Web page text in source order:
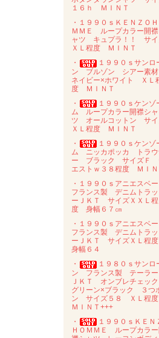
１６ｈ ＭＩＮＴ
・１９９０ｓＫＥＮＺＯＨ
ＭＭＥ ループカラー開襟
ャツ キュプラ！！ サイ
ＸＬ程度 ＭＩＮＴ
・
１９９０ｓサンロ
ン ブルゾン シアー素
ネイビー×ホワイト ＸＬ
度 ＭＩＮＴ
・
１９９０ｓケンゾ
ム ループカラー開襟シャ
ツ オールコットン サイ
ＸＬ程度 ＭＩＮＴ
・
１９９０ｓケンゾ
ム ニッカポッカ トラウ
ー ブラック サイズＦ
エストｗ３８程度 ＭＩＮ
・１９９０ｓアニエスベ
フランス製 デニムトラッ
ーＪＫＴ サイズＸＸＬ程
度 身幅６７㎝
・１９９０ｓアニエスベ
フランス製 デニムトラッ
ーＪＫＴ サイズＸＬ程
身幅６４
・
１９８０ｓサンロ
ン フランス製 テーラー
ＪＫＴ オンブレチェッ
グリーン×ブラック ３つ
ン サイズ５８ ＸＬ程
ＭＩＮＴ+++
・
１９９０ｓＫＥＮ
ＨＯＭＭＥ ループカラー